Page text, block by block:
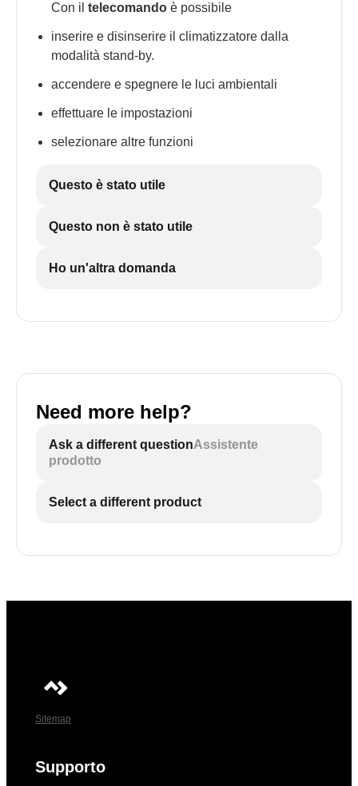
Con iltelecomando è possibile
inserire e disinserire il climatizzatore dalla
modalità stand-by.
accendere e spegnere le luci ambientali
effettuare le impostazioni
selezionare altre funzioni
Questo è stato utile
Questo non è stato utile
Ho un'altra domanda
Need more help?
Ask a different questionAssistente
prodotto
Select a different product
Sitemap
Supporto